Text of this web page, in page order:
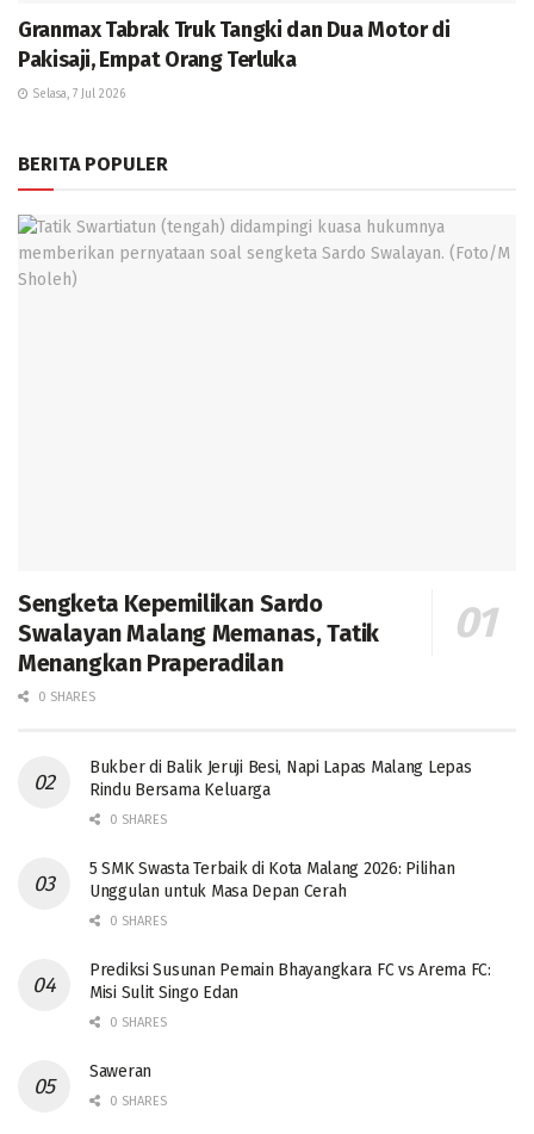
Granmax Tabrak Truk Tangki dan Dua Motor di
Pakisaji, Empat Orang Terluka
Selasa, 7 Jul 2026
BERITA POPULER
Sengketa Kepemilikan Sardo
Swalayan Malang Memanas, Tatik
Menangkan Praperadilan
0 SHARES
Bukber di Balik Jeruji Besi, Napi Lapas Malang Lepas
Rindu Bersama Keluarga
0 SHARES
5 SMK Swasta Terbaik di Kota Malang 2026: Pilihan
Unggulan untuk Masa Depan Cerah
0 SHARES
Prediksi Susunan Pemain Bhayangkara FC vs Arema FC:
Misi Sulit Singo Edan
0 SHARES
Saweran
0 SHARES